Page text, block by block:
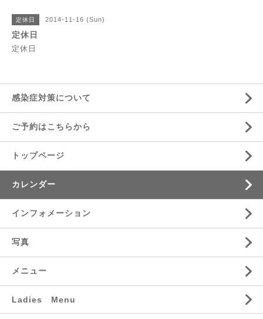
定休日 2014-11-16 (Sun)
定休日
定休日
感染症対策について
ご予約はこちらから
トップページ
カレンダー
インフォメーション
写真
メニュー
Ladies Menu